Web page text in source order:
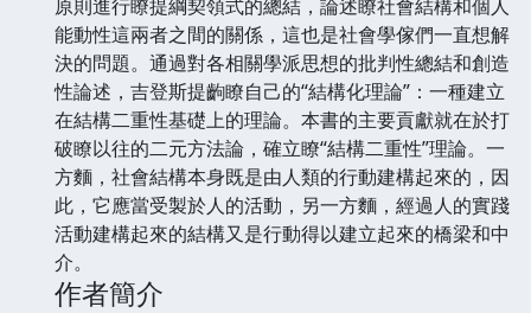
原則進行瞭提綱契領式的總結，論述瞭社會結構和個人
能動性這兩者之間的關係，這也是社會學傢們一直想解
決的問題。通過對各相關學派思想的批判性總結和創造
性論述，吉登斯提齣瞭自己的“結構化理論”：一種建立
在結構二重性基礎上的理論。本書的主要貢獻就在於打
破瞭以往的二元方法論，確立瞭“結構二重性”理論。一
方麵，社會結構本身既是由人類的行動建構起來的，因
此，它應當受製於人的活動，另一方麵，經過人的實踐
活動建構起來的結構又是行動得以建立起來的橋梁和中
介。
作者簡介